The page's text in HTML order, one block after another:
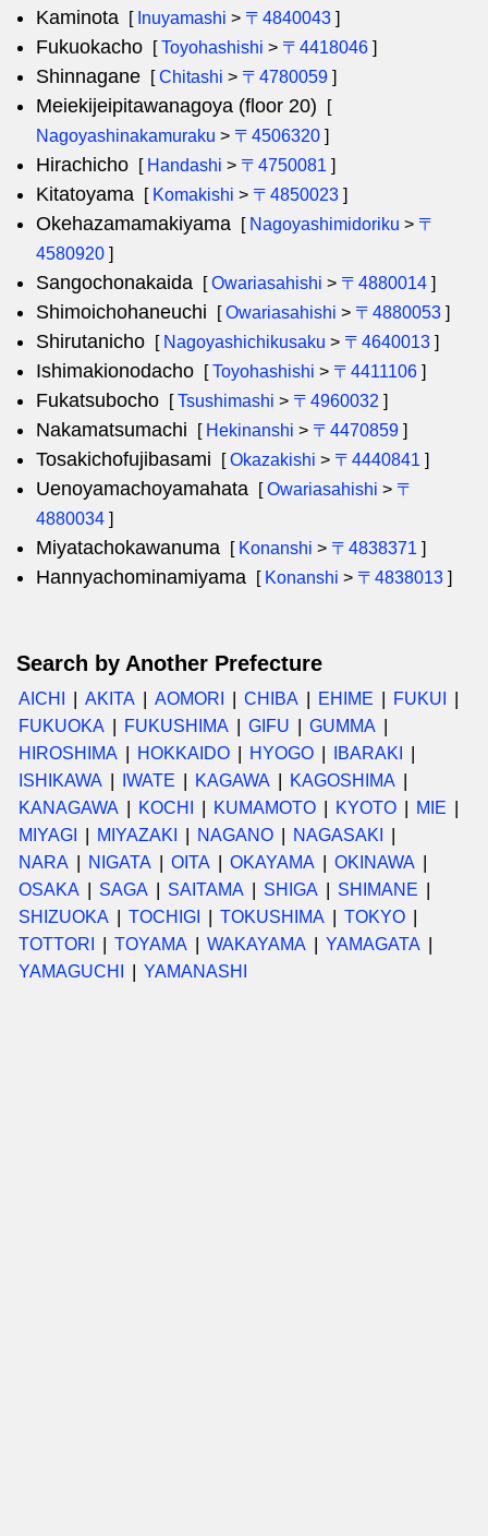
Kaminota [ Inuyamashi > 〒4840043 ]
Fukuokacho [Toyohashishi > 〒4418046 ]
Shinnagane [Chitashi > 〒4780059 ]
Meiekijeipitawanagoya (floor 20)
[
Nagoyashinakamuraku > 〒4506320 ]
Hirachicho [ Handashi > 〒4750081 ]
Kitatoyama [ Komakishi > 〒4850023 ]
Okehazamamakiyama [ Nagoyashimidoriku > 〒
4580920 ]
Sangochonakaida [Owariasahishi > 〒4880014 ]
Shimoichohaneuchi [Owariasahishi > 〒4880053 ]
Shirutanicho [ Nagoyashichikusaku > 〒4640013 ]
Ishimakionodacho [Toyohashishi > 〒4411106 ]
Fukatsubocho [Tsushimashi > 〒4960032 ]
Nakamatsumachi [ Hekinanshi > 〒4470859 ]
Tosakichofujibasami [Okazakishi > 〒4440841 ]
Uenoyamachoyamahata [Owariasahishi > 〒
4880034 ]
Miyatachokawanuma [ Konanshi > 〒4838371 ]
Hannyachominamiyama [ Konanshi > 〒4838013 ]
Search by Another Prefecture
AICHI AKITA AOMORI CHIBA EHIME
FUKUI
FUKUOKA
FUKUSHIMA GIFU
GUMMA
HIROSHIMA
HOKKAIDO HYOGO
IBARAKI
ISHIKAWA
IWATE KAGAWA
KAGOSHIMA
KANAGAWA
KOCHI KUMAMOTO KYOTO
MIE
MIYAGI
MIYAZAKI NAGANO
NAGASAKI
NARA
NIGATA OITA OKAYAMA
OKINAWA
OSAKA
SAGA SAITAMA SHIGA
SHIMANE
SHIZUOKA
TOCHIGI TOKUSHIMA
TOKYO
TOTTORI
TOYAMA WAKAYAMA
YAMAGATA
YAMAGUCHI
YAMANASHI